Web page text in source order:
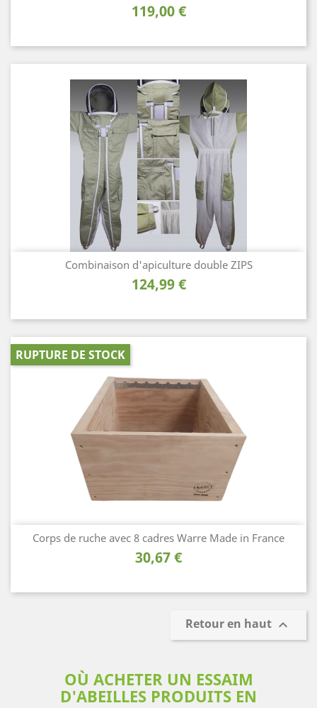
OÙ ACHETER UN ESSAIM
D'ABEILLES PRODUITS EN
Prix
119,00 €
Combinaison d'apiculture double ZIPS
Prix
124,99 €
Corps de ruche avec 8 cadres Warre Made in France
Prix
30,67 €
RUPTURE DE STOCK
Retour en haut 